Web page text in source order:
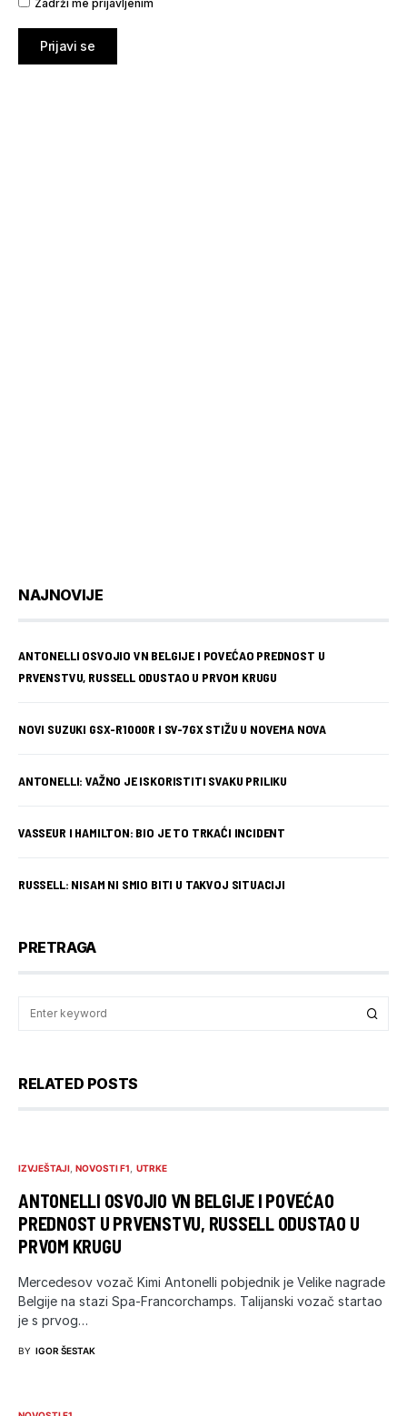
Zadrži me prijavljenim
Prijavi se
NAJNOVIJE
ANTONELLI OSVOJIO VN BELGIJE I POVEĆAO PREDNOST U
PRVENSTVU, RUSSELL ODUSTAO U PRVOM KRUGU
NOVI SUZUKI GSX-R1000R I SV-7GX STIŽU U NOVEMA NOVA
ANTONELLI: VAŽNO JE ISKORISTITI SVAKU PRILIKU
VASSEUR I HAMILTON: BIO JE TO TRKAĆI INCIDENT
RUSSELL: NISAM NI SMIO BITI U TAKVOJ SITUACIJI
PRETRAGA
RELATED POSTS
IZVJEŠTAJI NOVOSTI F1 UTRKE
ANTONELLI OSVOJIO VN BELGIJE I POVEĆAO
PREDNOST U PRVENSTVU, RUSSELL ODUSTAO U
PRVOM KRUGU
Mercedesov vozač Kimi Antonelli pobjednik je Velike nagrade
Belgije na stazi Spa-Francorchamps. Talijanski vozač startao
je s prvog…
BY IGOR ŠESTAK